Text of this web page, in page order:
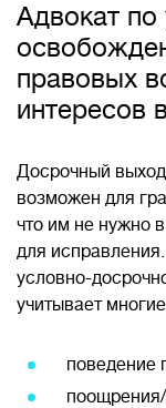
Адвокат
правовых
интересов
Досрочный
возможен для
что им не нужно
для
условно-
учитывает
поведение